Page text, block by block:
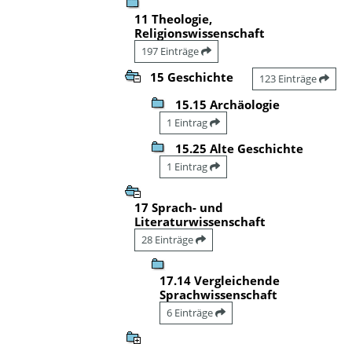
11 Theologie,
Religionswissenschaft
197 Einträge
15 Geschichte 123 Einträge
15.15 Archäologie
1 Eintrag
15.25 Alte Geschichte
1 Eintrag
17 Sprach- und
Literaturwissenschaft
28 Einträge
17.14 Vergleichende
Sprachwissenschaft
6 Einträge